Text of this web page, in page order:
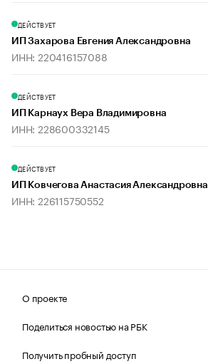
ДЕЙСТВУЕТ
ИП Захарова Евгения Александровна
ИНН: 220416157088
ДЕЙСТВУЕТ
ИП Карнаух Вера Владимировна
ИНН: 228600332145
ДЕЙСТВУЕТ
ИП Ковчегова Анастасия Александровна
ИНН: 226115750552
О проекте
Поделиться новостью на РБК
Получить пробный доступ